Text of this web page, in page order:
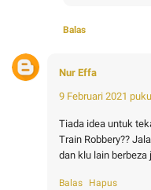
Balas
Nur Effa
9 Februari 2021
Tiada idea untuk
Train Robbery??
dan klu lain berbeza
Balas Hapus